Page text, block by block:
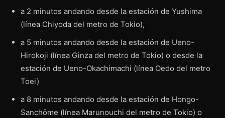
a 2 minutos andando desde la estación de Yushima
(línea Chiyoda del metro de Tokio),
a 5 minutos andando desde la estación de Ueno-
Hirokoji (línea Ginza del metro de Tokio) o desde la
estación de Ueno-Okachimachi (línea Oedo del metro
Toei)
a 8 minutos andando desde la estación de Hongo-
Sanchōme (línea Marunouchi del metro de Tokio) o